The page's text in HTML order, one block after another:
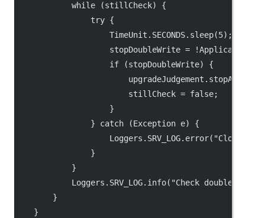
            while (stillCheck) {
                try {
                    TimeUnit.SECONDS.sleep(5);
stopDoubleWrite =
                    if (stopDoubleWrite) {
                        upgradeJudgement.stopAll();
                        stillCheck = false;
                    }
                } catch (Exception e) {
Loggers.SRV_LOG.error("Close
                }
            }
Loggers.SRV_LOG.info("Check double write
        }
    }